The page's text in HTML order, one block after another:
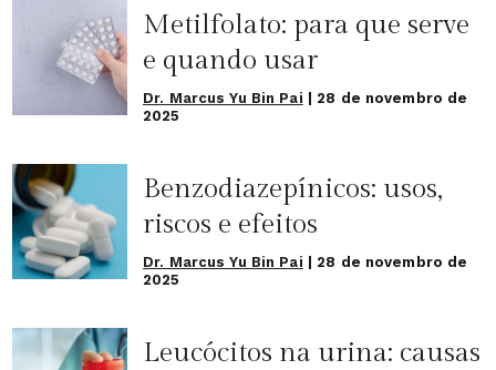
Metilfolato: para que serve
e quando usar
Dr. Marcus Yu Bin Pai
28 de novembro de
2025
Benzodiazepínicos: usos,
riscos e efeitos
Dr. Marcus Yu Bin Pai
28 de novembro de
2025
Leucócitos na urina: causas